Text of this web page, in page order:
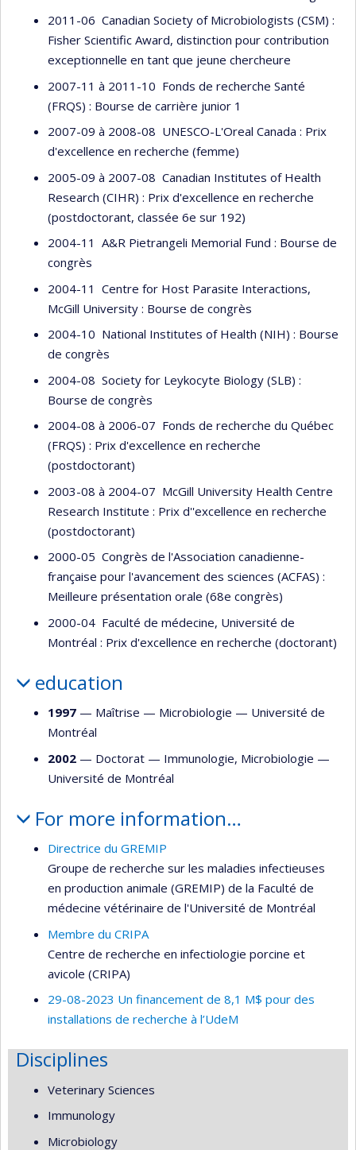
2011-06 Canadian Society of Microbiologists (CSM) :
Fisher Scientific Award, distinction pour contribution
exceptionnelle en tant que jeune chercheure
2007-11 à 2011-10 Fonds de recherche Santé
(FRQS) : Bourse de carrière junior 1
2007-09 à 2008-08 UNESCO-L'Oreal Canada : Prix
d'excellence en recherche (femme)
2005-09 à 2007-08 Canadian Institutes of Health
Research (CIHR) : Prix d'excellence en recherche
(postdoctorant, classée 6e sur 192)
2004-11 A&R Pietrangeli Memorial Fund : Bourse de
congrès
2004-11 Centre for Host Parasite Interactions,
McGill University : Bourse de congrès
2004-10 National Institutes of Health (NIH) : Bourse
de congrès
2004-08 Society for Leykocyte Biology (SLB) :
Bourse de congrès
2004-08 à 2006-07 Fonds de recherche du Québec
(FRQS) : Prix d'excellence en recherche
(postdoctorant)
2003-08 à 2004-07 McGill University Health Centre
Research Institute : Prix d''excellence en recherche
(postdoctorant)
2000-05 Congrès de l'Association canadienne-
française pour l'avancement des sciences (ACFAS) :
Meilleure présentation orale (68e congrès)
2000-04 Faculté de médecine, Université de
Montréal : Prix d'excellence en recherche (doctorant)
education
1997 — Maîtrise — Microbiologie — Université de
Montréal
2002 — Doctorat — Immunologie, Microbiologie —
Université de Montréal
For more information…
Directrice du GREMIP
Groupe de recherche sur les maladies infectieuses
en production animale (GREMIP) de la Faculté de
médecine vétérinaire de l'Université de Montréal
Membre du CRIPA
Centre de recherche en infectiologie porcine et
avicole (CRIPA)
29-08-2023 Un financement de 8,1 M$ pour des
installations de recherche à l’UdeM
Disciplines
Veterinary Sciences
Immunology
Microbiology